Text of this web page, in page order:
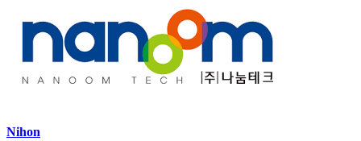
Nihon